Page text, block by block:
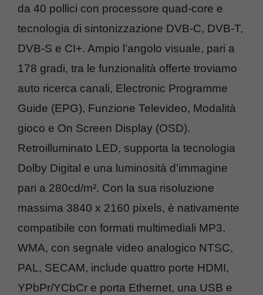
da 40 pollici con processore quad-core e
tecnologia di sintonizzazione DVB-C, DVB-T,
DVB-S e CI+. Ampio l’angolo visuale, pari a
178 gradi, tra le funzionalità offerte troviamo
auto ricerca canali, Electronic Programme
Guide (EPG), Funzione Televideo, Modalità
gioco e On Screen Display (OSD).
Retroilluminato LED, supporta la tecnologia
Dolby Digital e una luminosità d’immagine
pari a 280cd/m². Con la sua risoluzione
massima 3840 x 2160 pixels, è nativamente
compatibile con formati multimediali MP3,
WMA, con segnale video analogico NTSC,
PAL, SECAM, include quattro porte HDMI,
YPbPr/YCbCr e porta Ethernet, una USB e